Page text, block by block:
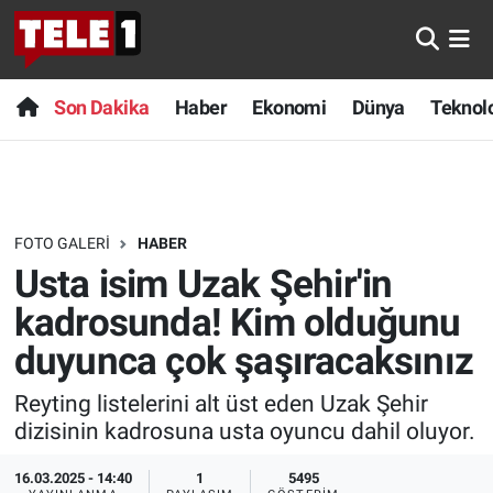
Son Dakika Haber Ekonomi Dünya
FOTO GALERI HABER
Usta isim Uzak Şehir'in
kadrosunda! Kim olduğunu
duyunca çok şaşıracaksınız
Reyting listelerini alt üst eden Uzak Şehir
dizisinin kadrosuna usta oyuncu dahil oluyor.
16.03.2025 - 14:40 1 5495
Anında Manşet
Başka Sohbetler
Bilim turu
Bilim ve Teknoloji Evreni
Doğa Konuşuyor
Dünya
Ege Saati
Son Dakika
Haber
Dünya
Teknoloji
Sağlık
Spor
Yayın Akışı
Nöbetçi Eczaneler
Hava Durumu
Trafik Durumu
Süper Lig Puan Durumu ve Fikstür
Tüm Manşetler
Son Dakika Haberleri
Haber Arşivi